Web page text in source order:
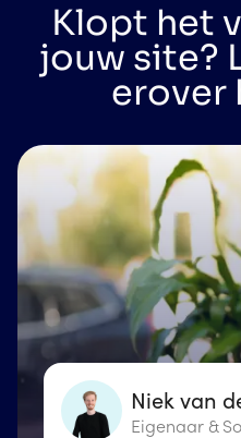
Klopt het
jouw site?
erover
Niek van
Eigenaar &